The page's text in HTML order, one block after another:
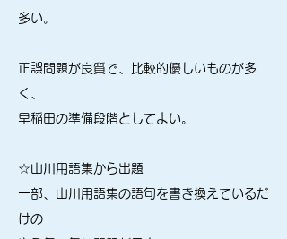
多い。
正誤問題が良質で、比較的優しいものが多
く、
早稲田の準備段階としてよい。
☆山川用語集から出題
一部、山川用語集の語句を書き換えているだ
けの